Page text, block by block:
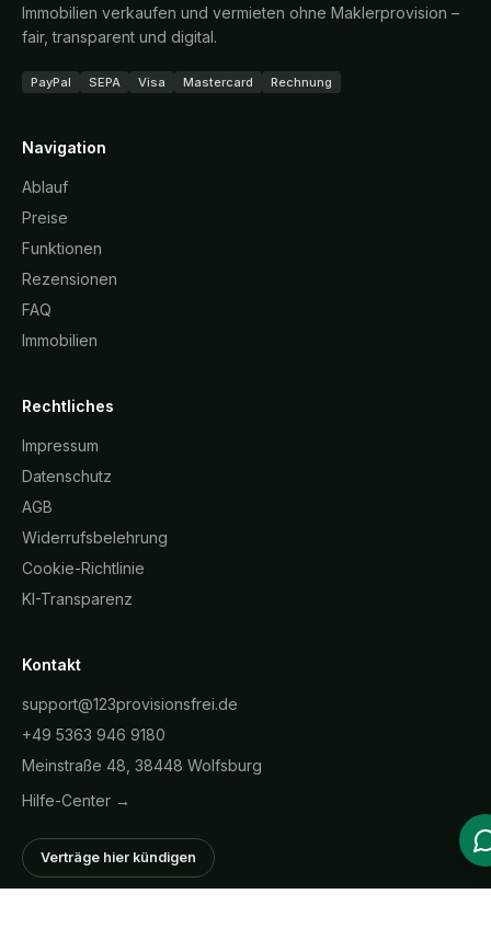
Immobilien verkaufen und vermieten ohne Maklerprovision –
fair, transparent und digital.
PayPal SEPA Visa Mastercard Rechnung
Navigation
Ablauf
Preise
Funktionen
Rezensionen
FAQ
Immobilien
Rechtliches
Impressum
Datenschutz
AGB
Widerrufsbelehrung
Cookie-Richtlinie
KI-Transparenz
Kontakt
support@123provisionsfrei.de
+49 5363 946 9180
Meinstraße 48, 38448 Wolfsburg
Hilfe-Center →
Verträge hier kündigen